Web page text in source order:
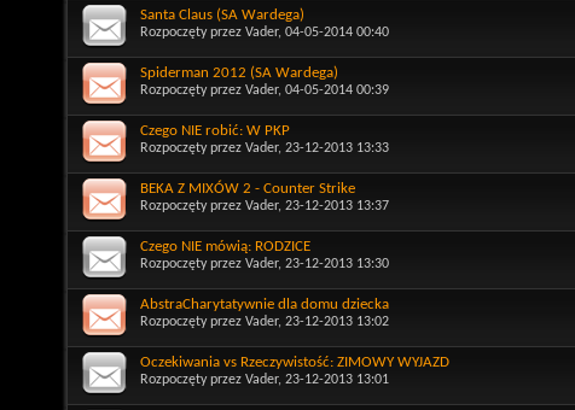
Santa Claus (SA Wardega)
Rozpoczęty przez Vader, 04-05-2014 00:40
Spiderman 2012 (SA Wardega)
Rozpoczęty przez Vader, 04-05-2014 00:39
Czego NIE robić: W PKP
Rozpoczęty przez Vader, 23-12-2013 13:33
BEKA Z MIXÓW 2 - Counter Strike
Rozpoczęty przez Vader, 23-12-2013 13:37
Czego NIE mówią: RODZICE
Rozpoczęty przez Vader, 23-12-2013 13:30
AbstraCharytatywnie dla domu dziecka
Rozpoczęty przez Vader, 23-12-2013 13:02
Oczekiwania vs Rzeczywistość: ZIMOWY WYJAZD
Rozpoczęty przez Vader, 23-12-2013 13:01